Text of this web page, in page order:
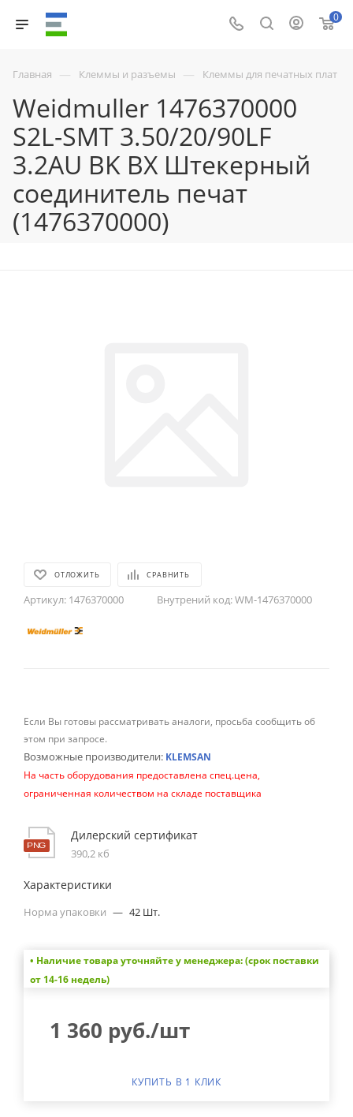
0
Главная — Клеммы и разъемы — Клеммы для печатных плат
Weidmuller 1476370000
S2L-SMT 3.50/20/90LF
3.2AU BK BX Штекерный
соединитель печат
(1476370000)
ОТЛОЖИТЬ СРАВНИТЬ
Артикул: 1476370000 Внутрений код:WM-1476370000
Если Вы готовы рассматривать аналоги, просьба сообщить об
этом при запросе.
Возможные производители: KLEMSAN
На часть оборудования предоставлена спец.цена,
ограниченная количеством на складе поставщика
Дилерский сертификат
390,2 кб
Характеристики
Норма упаковки — 42 Шт.
• Наличие товара уточняйте у менеджера: (срок поставки
от 14-16 недель)
1 360 руб./шт
КУПИТЬ В 1 КЛИК